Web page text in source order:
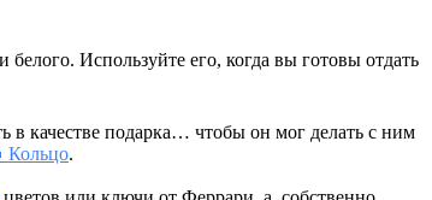
Используйте его, когда вы готовы отдать
в качестве подарка… чтобы он мог делать с ним
Кольцо.